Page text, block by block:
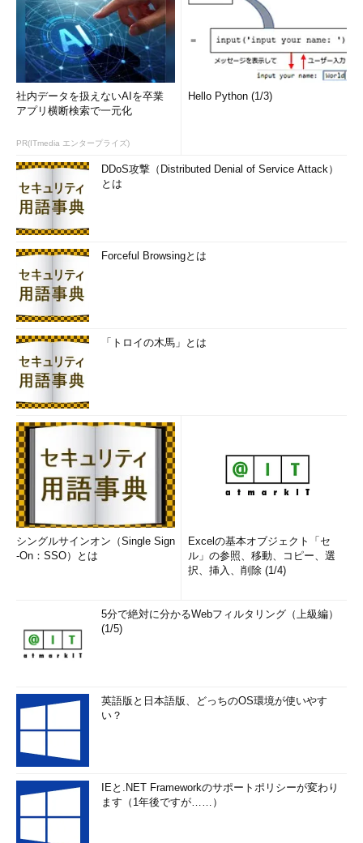
社内データを扱えないAIを卒業
アプリ横断検索で一元化
PR(ITmedia エンタープライズ)
Hello Python (1/3)
DDoS攻撃（Distributed Denial of Service Attack）
とは
Forceful Browsingとは
「トロイの木馬」とは
シングルサインオン（Single Sign
-On：SSO）とは
Excelの基本オブジェクト「セ
ル」の参照、移動、コピー、選
択、挿入、削除 (1/4)
5分で絶対に分かるWebフィルタリング（上級編）
(1/5)
英語版と日本語版、どっちのOS環境が使いやす
い？
IEと.NET Frameworkのサポートポリシーが変わり
ます（1年後ですが……）